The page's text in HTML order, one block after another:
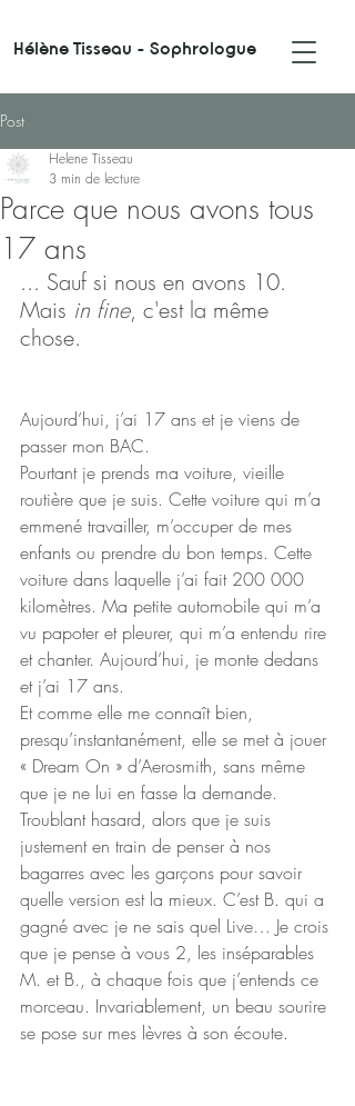
Hélène Tisseau - Sophrologue
Post
Parce que nous avons tous
17 ans
Helene Tisseau
3 min de lecture
... Sauf si nous en avons 10.
Mais in fine, c'est la même
chose.
Aujourd’hui, j’ai 17 ans et je viens de
passer mon BAC.
Pourtant je prends ma voiture, vieille
routière que je suis. Cette voiture qui m’a
emmené travailler, m’occuper de mes
enfants ou prendre du bon temps. Cette
voiture dans laquelle j’ai fait 200 000
kilomètres. Ma petite automobile qui m’a
vu papoter et pleurer, qui m’a entendu rire
et chanter. Aujourd’hui, je monte dedans
et j’ai 17 ans.
Et comme elle me connaît bien,
presqu’instantanément, elle se met à jouer
« Dream On » d’Aerosmith, sans même
que je ne lui en fasse la demande.
Troublant hasard, alors que je suis
justement en train de penser à nos
bagarres avec les garçons pour savoir
quelle version est la mieux. C’est B. qui a
gagné avec je ne sais quel Live… Je crois
que je pense à vous 2, les inséparables
M. et B., à chaque fois que j’entends ce
morceau. Invariablement, un beau sourire
se pose sur mes lèvres à son écoute.